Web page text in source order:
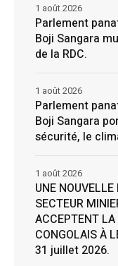
Parlement
Boji Sangara
de la RDC.
1 août 2026
Parlement
Boji Sangara
sécurité, le
1 août 2026
UNE NOUVELLE
SECTEUR
ACCEPTENT
CONGOLAIS À
31 juillet 2026.
1 août 2026